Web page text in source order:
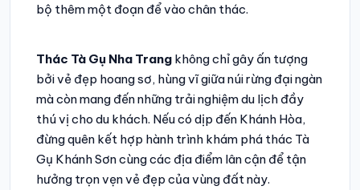
bộ thêm một đoạn để vào chân thác.
Thác Tà Gụ Nha Trang không chỉ gây ấn tượng
bởi vẻ đẹp hoang sơ, hùng vĩ giữa núi rừng đại ngàn
mà còn mang đến những trải nghiệm du lịch đầy
thú vị cho du khách. Nếu có dịp đến Khánh Hòa,
đừng quên kết hợp hành trình khám phá thác Tà
Gụ Khánh Sơn cùng các địa điểm lân cận để tận
hưởng trọn vẹn vẻ đẹp của vùng đất này.